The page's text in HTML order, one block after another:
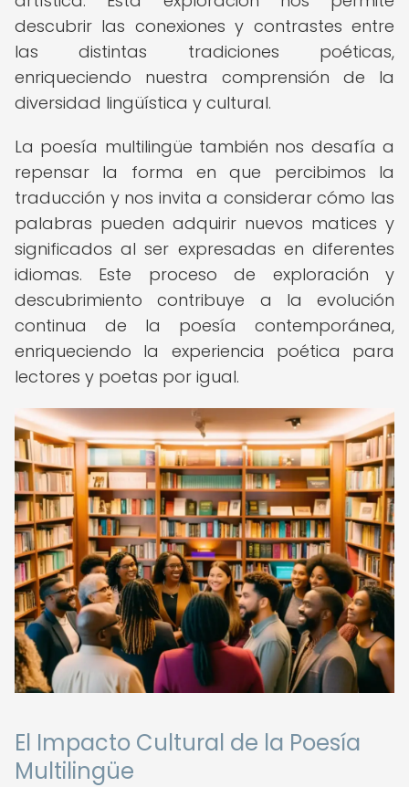
descubrir las conexiones y contrastes entre
las distintas tradiciones poéticas,
enriqueciendo nuestra comprensión de la
diversidad lingüística y cultural.
La poesía multilingüe también nos desafía a
repensar la forma en que percibimos la
traducción y nos invita a considerar cómo las
palabras pueden adquirir nuevos matices y
significados al ser expresadas en diferentes
idiomas. Este proceso de exploración y
descubrimiento contribuye a la evolución
continua de la poesía contemporánea,
enriqueciendo la experiencia poética para
lectores y poetas por igual.
El Impacto Cultural de la Poesía
Multilingüe